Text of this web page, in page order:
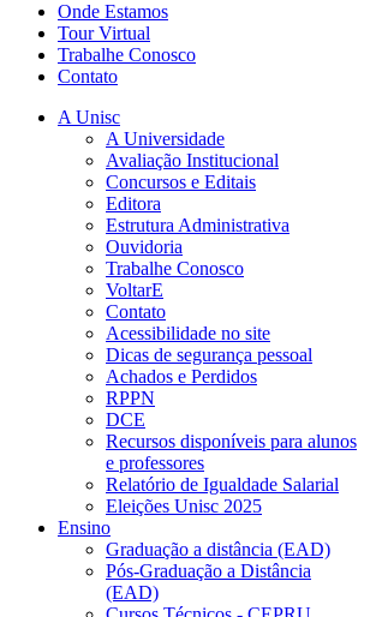
Onde Estamos
Tour Virtual
Trabalhe Conosco
Contato
A Unisc
A Universidade
Avaliação Institucional
Concursos e Editais
Editora
Estrutura Administrativa
Ouvidoria
Trabalhe Conosco
VoltarE
Contato
Acessibilidade no site
Dicas de segurança pessoal
Achados e Perdidos
RPPN
DCE
Recursos disponíveis para alunos
e professores
Relatório de Igualdade Salarial
Eleições Unisc 2025
Ensino
Graduação a distância (EAD)
Pós-Graduação a Distância
(EAD)